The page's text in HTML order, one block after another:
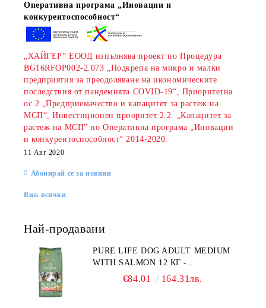
Оперативна програма „Иновации и
конкурентоспособност“
„ХАЙГЕР“ ЕООД изпълнява проект по Процедура
BG16RFOP002-2.073 „Подкрепа на микро и малки
предприятия за преодоляване на икономическите
последствия от пандемията COVID-19“, Приоритетна
ос 2 „Предприемачество и капацитет за растеж на
МСП“, Инвестиционен приоритет 2.2. „Капацитет за
растеж на МСП” по Оперативна програма „Иновации
и конкурентоспособност“ 2014-2020.
11 Авг 2020
Абонирай се за новини
Виж всички
Най-продавани
PURE LIFE DOG ADULT MEDIUM
WITH SALMON 12 КГ -
ПЪЛНОЦЕННА ХРАНА ЗА
€84.01 164.31лв.